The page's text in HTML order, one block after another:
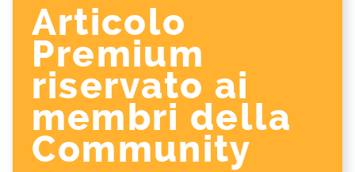
Articolo
Premium
riservato ai
membri della
Community